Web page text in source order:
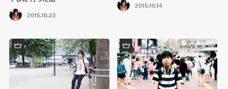
2015.10.22
2015.10.14